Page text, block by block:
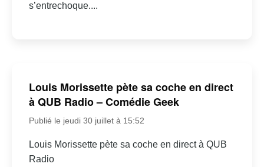
s’entrechoque....
Louis Morissette pète sa coche en direct
à QUB Radio – Comédie Geek
Publié le jeudi 30 juillet à 15:52
Louis Morissette pète sa coche en direct à QUB
Radio